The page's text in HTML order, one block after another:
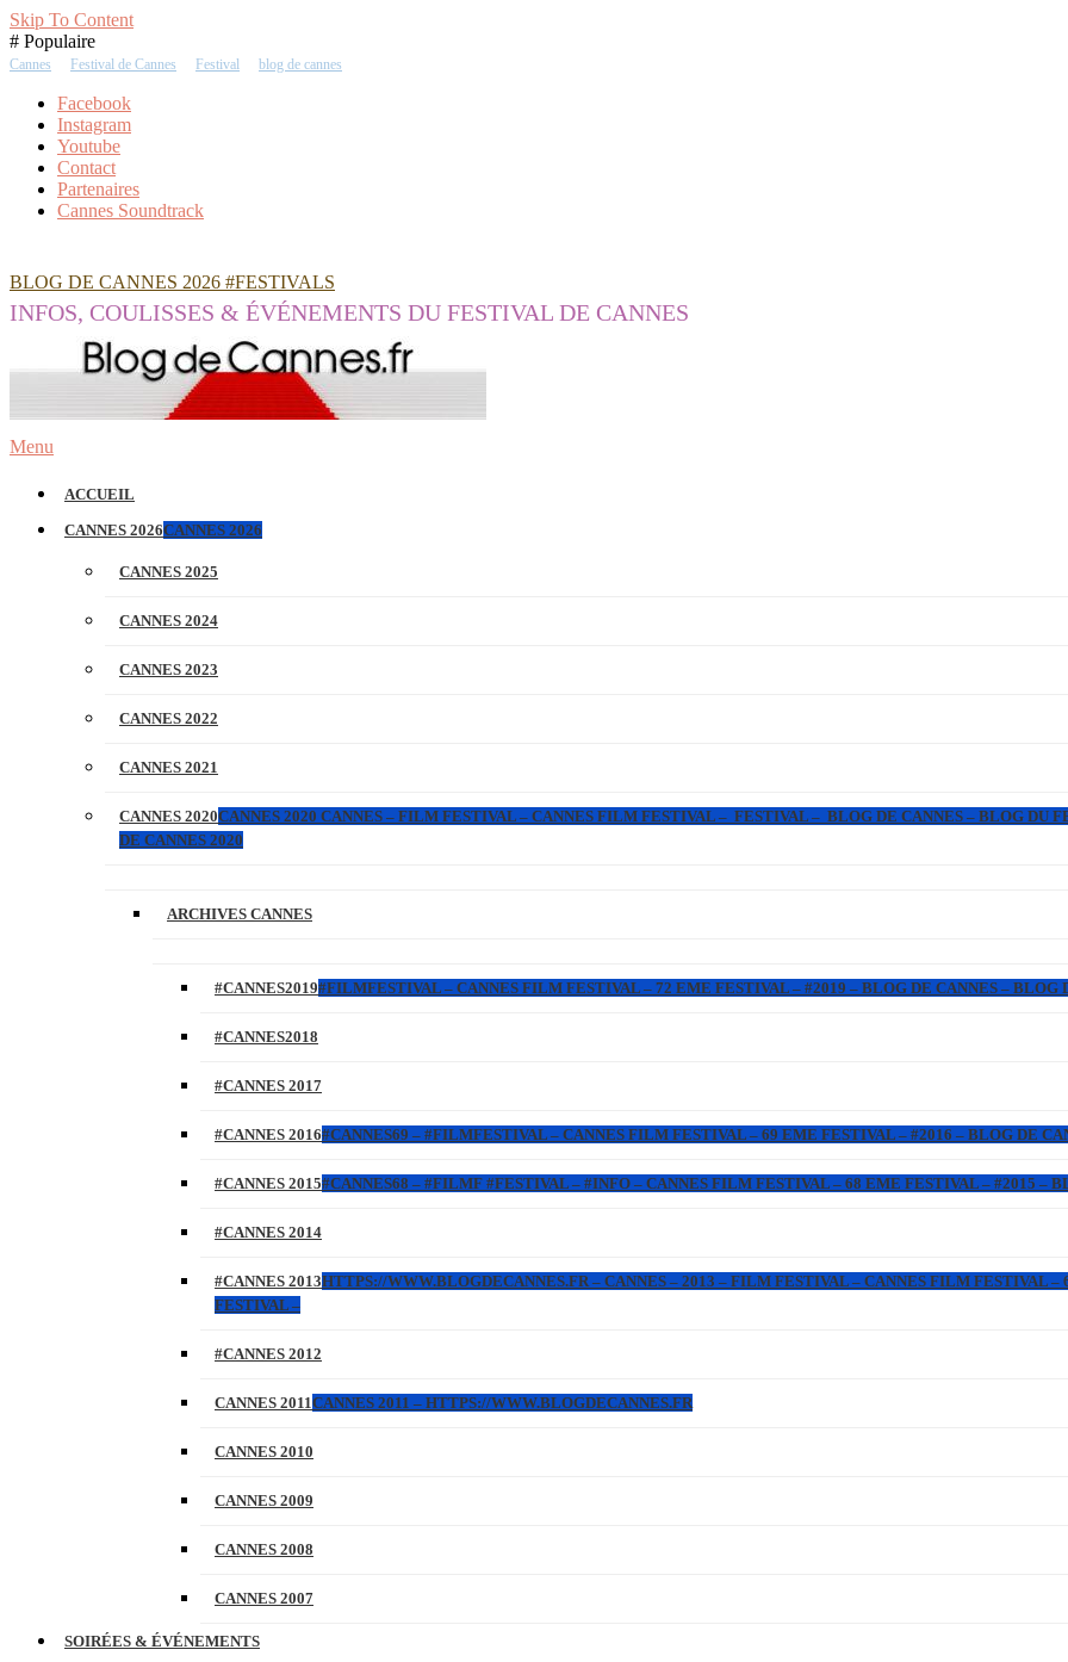
Skip To Content
# Populaire
Cannes Festival de Cannes Festival blog de cannes
Facebook
Instagram
Youtube
Contact
Partenaires
Cannes Soundtrack
BLOG DE CANNES 2026 #FESTIVALS
INFOS, COULISSES & ÉVÉNEMENTS DU FESTIVAL DE CANNES
Menu
ACCUEIL
CANNES 2026CANNES 2026
CANNES 2025
CANNES 2024
CANNES 2023
CANNES 2022
CANNES 2021
CANNES 2020CANNES 2020 CANNES – FILM FESTIVAL – CANNES FILM FESTIVAL – FESTIVAL – BLOG DE CANNES – BLOG DU
DE CANNES 2020
ARCHIVES CANNES
#CANNES2019#FILMFESTIVAL – CANNES FILM FESTIVAL – 72 EME FESTIVAL – #2019 – BLOG DE CANNES – BLOG
#CANNES2018
#CANNES 2017
#CANNES 2016#CANNES69 – #FILMFESTIVAL – CANNES FILM FESTIVAL – 69 EME FESTIVAL – #2016 – BLOG DE
#CANNES 2015#CANNES68 – #FILMF #FESTIVAL – #INFO – CANNES FILM FESTIVAL – 68 EME FESTIVAL – #2015 –
#CANNES 2014
#CANNES 2013HTTPS://WWW.BLOGDECANNES.FR – CANNES – 2013 – FILM FESTIVAL – CANNES FILM FESTIVAL
FESTIVAL –
#CANNES 2012
CANNES 2011CANNES 2011 – HTTPS://WWW.BLOGDECANNES.FR
CANNES 2010
CANNES 2009
CANNES 2008
CANNES 2007
SOIRÉES & ÉVÉNEMENTS